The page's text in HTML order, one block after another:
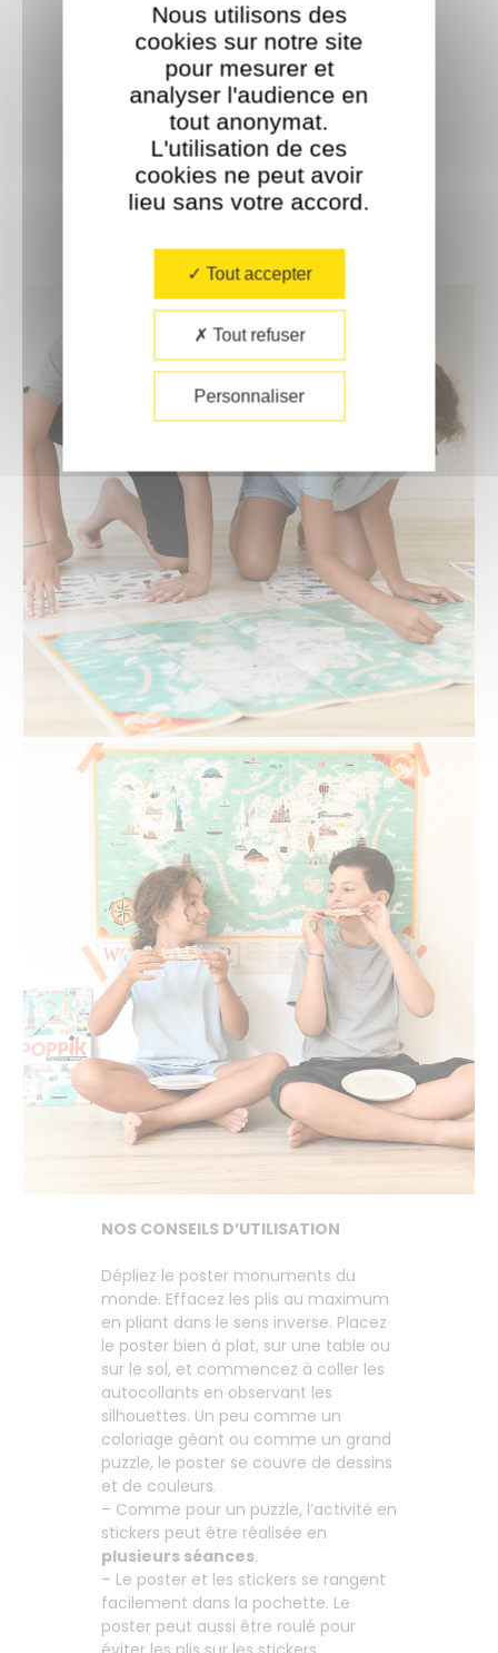
le droit de se tromper !
– Tous nos jeux éducatifs pour
enfants sont conformes à la norme
jouets CE, garantissans phtalates
– Le papier est certifié PEFC
forêts durablement gérées.
– Concept exclusif : Poppik.
Conception : Delphine Badreddine et
Françoise Baglin.
NOS CONSEILS D’UTILISATION
Dépliez le poster monuments du
monde. Effacez les plis au maximum
en pliant dans le sens inverse. Placez
le poster bien à plat, sur une table ou
sur le sol, et commencez à coller les
autocollants en observant les
silhouettes. Un peu comme un
coloriage géant ou comme un grand
puzzle, le poster se couvre de dessins
et de couleurs.
– Comme pour un puzzle, l’activité en
stickers peut être réalisée en
plusieurs séances.
– Le poster et les stickers se rangent
facilement dans la pochette. Le
poster peut aussi être roulé pour
Nous utilisons des
cookies sur notre site
pour mesurer et
analyser l'audience en
tout anonymat.
L'utilisation de ces
cookies ne peut avoir
lieu sans votre accord.​
Tout accepter
Tout refuser
Personnaliser